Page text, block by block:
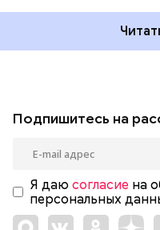
Подпишитесь на
Я даю согласие на
персональных